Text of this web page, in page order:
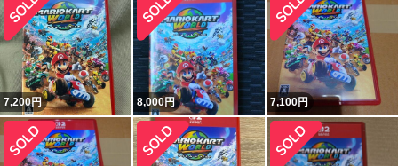
7,200円 8,000円 7,100円